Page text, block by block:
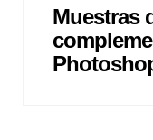
Muestras